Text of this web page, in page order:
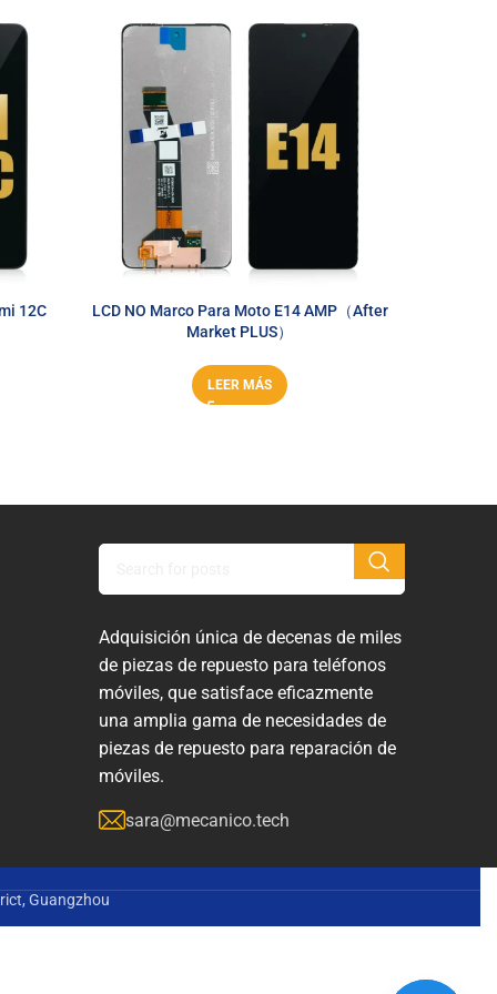
12C
LCD NO Marco Para Moto E14 AMP（After
Market PLUS）
LEER MÁS
Adquisición única de decenas de miles
de piezas de repuesto para teléfonos
móviles, que satisface eficazmente
una amplia gama de necesidades de
piezas de repuesto para reparación de
móviles.
sara@mecanico.tech
Guangzhou